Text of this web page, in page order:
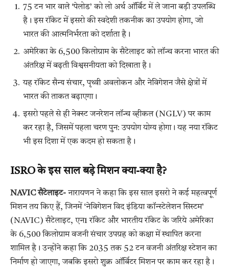
75 टन भार वाले ‘पेलोड’ को लो अर्थ ऑर्बिट में ले जाना बड़ी उपलब्धि
है। इस रॉकेट में इसरो की स्वदेशी तकनीक का उपयोग होगा, जो
भारत की आत्मनिर्भरता को दर्शाता है।
अमेरिका के 6,500 किलोग्राम के सैटेलाइट को लॉन्च करना भारत की
अंतरिक्ष में बढ़ती विश्वसनीयता को दिखाता है।
यह रॉकेट सैन्य संचार, पृथ्वी अवलोकन और नेविगेशन जैसे क्षेत्रों में
भारत की ताकत बढ़ाएगा।
इसरो पहले से ही नेक्स्ट जनरेशन लॉन्च व्हीकल (NGLV) पर काम
कर रहा है, जिसमें पहला चरण पुन: उपयोग योग्य होगा। यह नया रॉकेट
भी इस दिशा में एक कदम हो सकता है।
ISRO के इस साल बड़े मिशन क्या-क्या है?
NAVIC सैटेलाइट- नारायणन ने कहा कि इस साल इसरो ने कई महत्वपूर्ण
मिशन तय किए हैं, जिनमें ‘नेविगेशन विद इंडिया कॉन्स्टेलेशन सिस्टम’
(NAVIC) सैटेलाइट, एन1 रॉकेट और भारतीय रॉकेट के जरिये अमेरिका
के 6,500 किलोग्राम वजनी संचार उपग्रह को कक्षा में स्थापित करना
शामिल है। उन्होंने कहा कि 2035 तक 52 टन वजनी अंतरिक्ष स्टेशन का
निर्माण हो जाएगा, जबकि इसरो शुक्र ऑर्बिटर मिशन पर काम कर रहा है।